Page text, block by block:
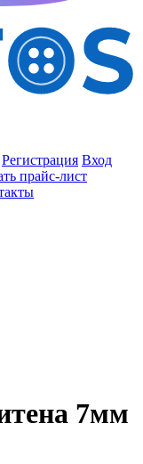
Регистрация Вход
прайс-лист
7мм